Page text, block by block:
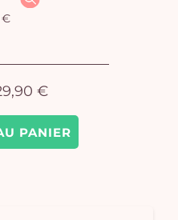
PANIER
€
€